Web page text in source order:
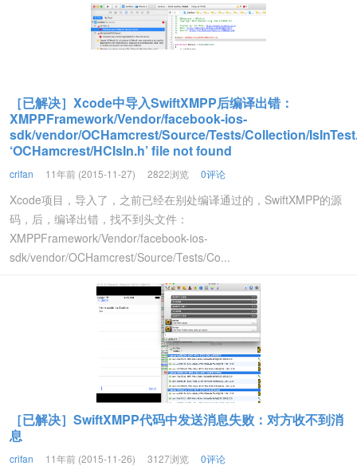
［已解决］Xcode中导入SwiftXMPP后编译出错：
XMPPFramework/Vendor/facebook-ios-
sdk/vendor/OCHamcrest/Source/Tests/Collection/
‘OCHamcrest/HCIsIn.h’ file not found
crifan 11年前 (2015-11-27) 2822浏览 0评论
Xcode项目，导入了，之前已经在别处编译通过的，SwiftXMPP的源
码，后，编译出错，找不到头文件：
XMPPFramework/Vendor/facebook-ios-
sdk/vendor/OCHamcrest/Source/Tests/Co...
［已解决］SwiftXMPP代码中发送消息失败：对方收不到消
息
crifan 11年前 (2015-11-26) 3127浏览 0评论